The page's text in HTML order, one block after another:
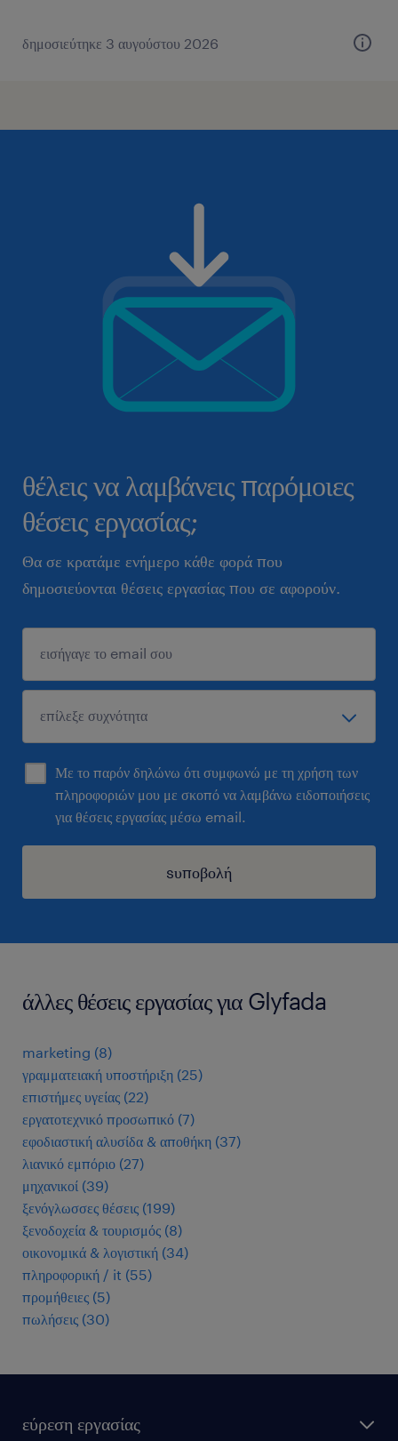
δημοσιεύτηκε 3 αυγούστου 2026
θέλεις να λαμβάνεις παρόμοιες
θέσεις εργασίας;
Θα σε κρατάμε ενήμερο κάθε φορά που
δημοσιεύονται θέσεις εργασίας που σε αφορούν.
Με το παρόν δηλώνω ότι συμφωνώ με τη χρήση των
πληροφοριών μου με σκοπό να λαμβάνω ειδοποιήσεις
για θέσεις εργασίας μέσω email.
sυποβολή
άλλες θέσεις εργασίας για Glyfada
marketing (8)
γραμματειακή υποστήριξη (25)
επιστήμες υγείας (22)
εργατοτεχνικό προσωπικό (7)
εφοδιαστική αλυσίδα & αποθήκη (37)
λιανικό εμπόριο (27)
μηχανικοί (39)
ξενόγλωσσες θέσεις (199)
ξενοδοχεία & τουρισμός (8)
οικονομικά & λογιστική (34)
πληροφορική / it (55)
προμήθειες (5)
πωλήσεις (30)
εύρεση εργασίας